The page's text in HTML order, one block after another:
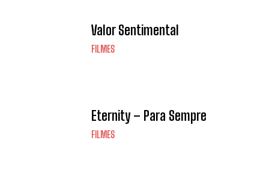
Valor Sentimental
FILMES
Eternity – Para Sempre
FILMES